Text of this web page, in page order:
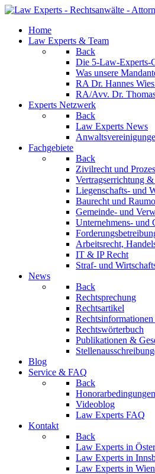
Home
Law Experts & Team
Back
Die 5-Law-Experts-
Was unsere
RA Dr. Hannes
RA/Avv. Dr.
Experts Netzwerk
Back
Law Experts News
Fachgebiete
Back
Zivilrecht und
Vertragserrichtung
Liegenschafts- und
Baurecht und
Gemeinde- und
Unternehmens- und
Arbeitsrecht,
IT & IP Recht
Straf- und
News
Back
Rechtsprechung
Rechtsartikel
Rechtswörterbuch
Publikationen &
Blog
Service & FAQ
Back
Videoblog
Law Experts FAQ
Kontakt
Back
Law Experts in
Law Experts in
Law Experts in Wien